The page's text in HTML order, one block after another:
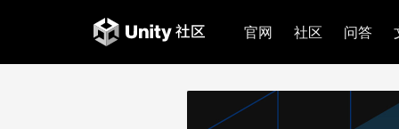
官网 社区 问答